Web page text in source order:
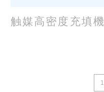
触媒高密度充填機
1